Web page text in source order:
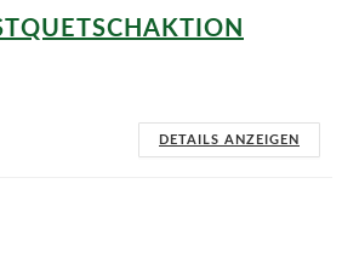
DETAILS ANZEIGEN